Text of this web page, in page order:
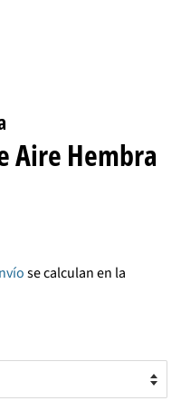
Aire Hembra
se calculan en la